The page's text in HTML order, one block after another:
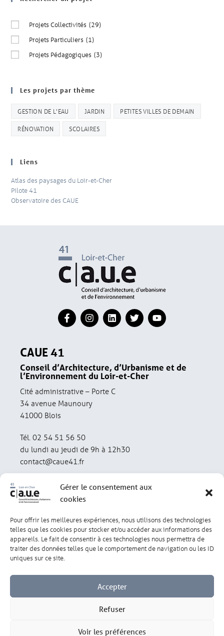
Gérer le consentement aux
cookies
Pour offrir les meilleures expériences, nous utilisons des technologies
telles que les cookies pour stocker et/ou accéder aux informations des
appareils. Le fait de consentir à ces technologies nous permettra de
traiter des données telles que le comportement de navigation ou les ID
uniques sur ce site.
Accepter
Refuser
Voir les préférences
Projets Collectivités (29)
Projets Particuliers (1)
Projets Pédagogiques (3)
Les projets par thème
GESTION DE L'EAU JARDIN PETITES VILLES DE DEMAIN
RÉNOVATION SCOLAIRES
Liens
Atlas des paysages du Loir-et-Cher
Pilote 41
Observatoire des CAUE
CAUE 41
Conseil d’Architecture, d’Urbanisme et de
l’Environnement du Loir-et-Cher
Cité administrative – Porte C
34 avenue Maunoury
41000 Blois
Tél. 02 54 51 56 50
du lundi au jeudi de 9h à 12h30
contact@caue41.fr
Mentions légales Politique de confidentialité
Lexique Réalisation : olivgraphic.com